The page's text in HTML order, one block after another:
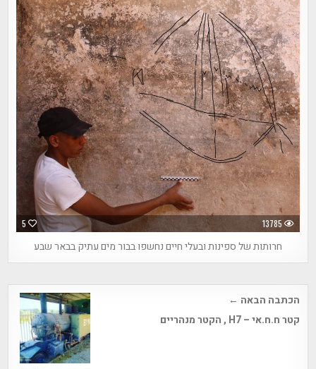
5 13785
חרותות של ספינות ובעלי חיים נחשפו בבור מים עתיק בבאר שבע
Post
navigation
הכתבה הבאה ←
קטר ח.ח.אי – H7 , הקטר מנהריים